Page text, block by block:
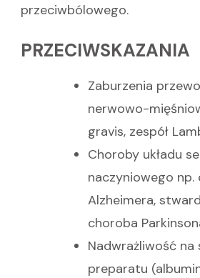
przeciwbólowego.
PRZECIWSKAZANIA
Zaburzenia
nerwowo-
gravis, zespół
Choroby układu
naczyniowego np.
Alzheimera,
choroba
Nadwrażliwość na
preparatu